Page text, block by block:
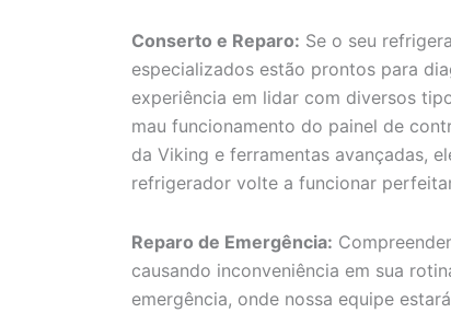
Conserto e Reparo: Se o seu
especializados estão prontos para
experiência em lidar com diversos
mau funcionamento do painel de
da Viking e ferramentas avançadas,
refrigerador volte a funcionar
Reparo de Emergência:
causando inconveniência em sua
emergência, onde nossa equipe